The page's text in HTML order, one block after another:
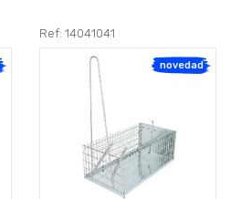
Ref: 14041041
novedad